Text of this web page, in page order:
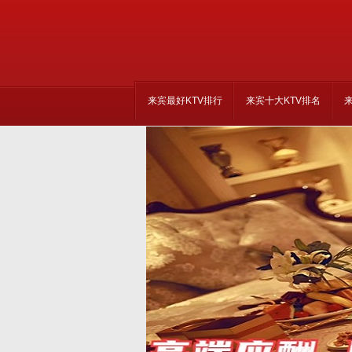
来宾最好KTV排行 来宾十大KTV排名